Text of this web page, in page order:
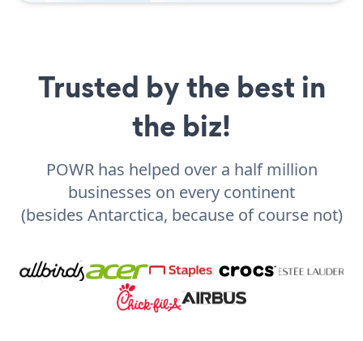
Trusted by the best in
the biz!
POWR has helped over a half million
businesses on every continent
(besides Antarctica, because of course not)